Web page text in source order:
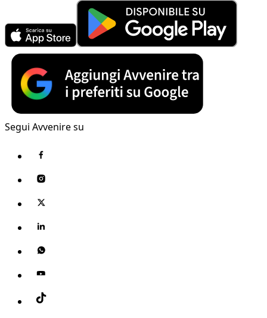
Segui Avvenire su